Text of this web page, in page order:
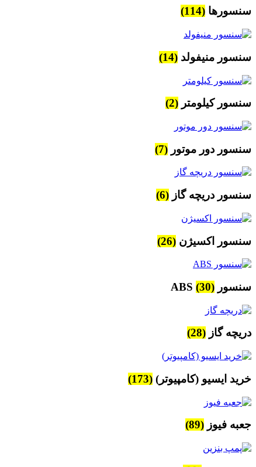
سنسورها (114)
سنسور منیفولد (14)
سنسور کیلومتر (2)
سنسور دور موتور (7)
سنسور دریچه گاز (6)
سنسور اکسیژن (26)
سنسور ABS (30)
دریچه گاز (28)
خرید ایسیو (کامپیوتر) (173)
جعبه فیوز (89)